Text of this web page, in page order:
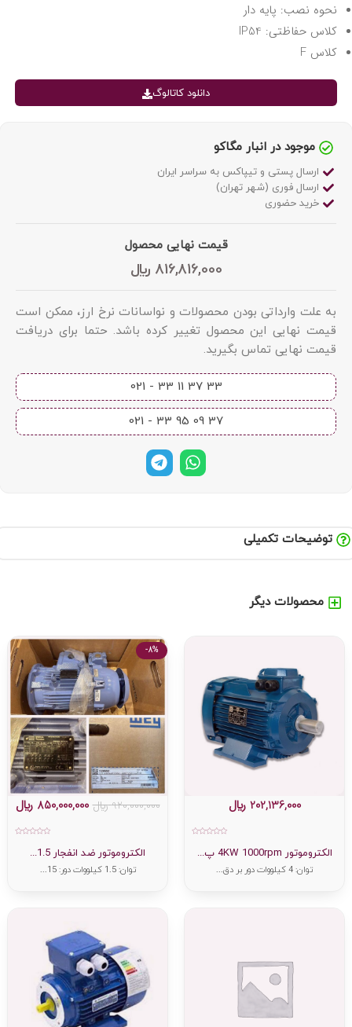
نحوه نصب: پایه دار
کلاس حفاظتی: IP54
کلاس F
دانلود کاتالوگ
موجود در انبار مگاکو
ارسال پستی و تیپاکس به سراسر ایران
ارسال فوری (شهر تهران)
خرید حضوری
قیمت نهایی محصول
816,816,000 ﷼
به علت وارداتی بودن محصولات و نواسانات نرخ ارز، ممکن است
قیمت نهایی این محصول تغییر کرده باشد. حتما برای دریافت
قیمت نهایی تماس بگیرید.
33 37 11 33 - 021​
37 09 95 33 - 021​
توضیحات تکمیلی
محصولات دیگر
الکتروموتور 4KW 1000rpm پ...
202,136,000 ﷼
توان: 4 کیلووات دور بر دق...
-8%
الکتروموتور ضد انفجار 1.5...
920,000,000﷼ 850,000,000 ﷼
توان: 1.5 کیلووات دور: 15...